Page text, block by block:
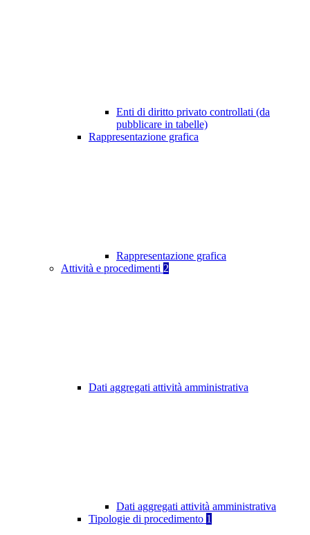
Enti di diritto privato controllati (da
pubblicare in tabelle)
Rappresentazione grafica
Rappresentazione grafica
Attività e procedimenti 2
Dati aggregati attività amministrativa
Dati aggregati attività amministrativa
Tipologie di procedimento 1